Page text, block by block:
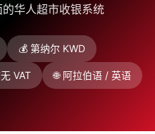
华人超市收银系统
💰 第纳尔 KWD
VAT 🌐 阿拉伯语 / 英语